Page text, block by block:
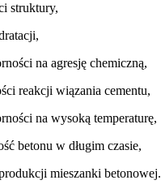
struktury,
na agresję chemiczną,
reakcji wiązania cementu,
na wysoką temperaturę,
betonu w długim czasie,
mieszanki betonowej.